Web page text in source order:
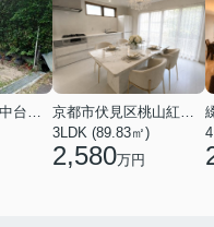
3LDK (89.83㎡)
2,580万円